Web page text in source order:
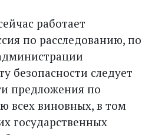
работает
по расследованию, по
безопасности следует
предложения по
всех виновных, в том
государственных